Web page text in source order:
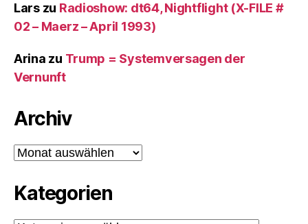
Larszu Radioshow: dt64, Nightflight (X-FILE #
02 – Maerz – April 1993)
Arina zu Trump = Systemversagen der
Vernunft
Archiv
Archiv
Kategorien